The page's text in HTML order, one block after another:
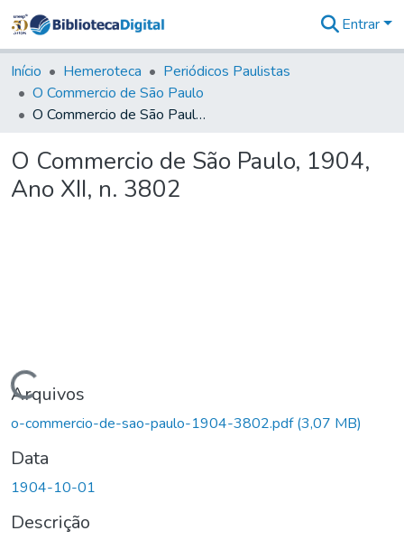
&
Coleções
Tudo na
Biblioteca
Estatísticas
Entrar
Início Hemeroteca
Periódicos Paulistas
O Commercio de São Paulo
O Commercio de São Paulo, 1904, Ano XII, n. 3802
O Commercio de São Paulo, 1904,
Ano XII, n. 3802
Carregando...
Arquivos
o-commercio-de-sao-paulo-1904-3802.pdf(3,07 MB)
Data
1904-10-01
Descrição